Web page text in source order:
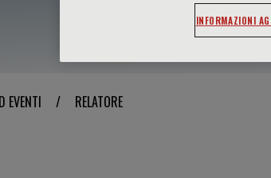
EVENTI / RELATORE
INFORMAZIONI